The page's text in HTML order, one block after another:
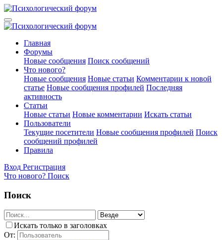
Главная
Форумы
Новые сообщения Поиск сообщений
Что нового?
Новые сообщения Новые статьи Комментарии к новой
статье Новые сообщения профилей Последняя
активность
Статьи
Новые статьи Новые комментарии Искать статьи
Пользователи
Текущие посетители Новые сообщения профилей Поиск
сообщений профилей
Правила
Вход Регистрация
Что нового? Поиск
Поиск
Искать только в заголовках
От: